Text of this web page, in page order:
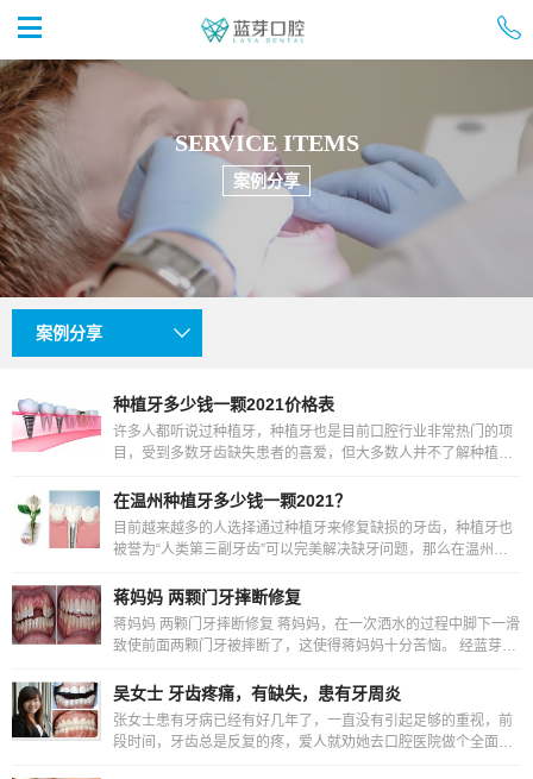
 
SERVICE ITEMS
案例分享
案例分享 
种植牙多少钱一颗2021价格表
许多人都听说过种植牙，种植牙也是目前口腔行业非常热门的项
目，受到多数牙齿缺失患者的喜爱，但大多数人并不了解种植牙
在温州种植牙多少钱一颗2021？
目前越来越多的人选择通过种植牙来修复缺损的牙齿，种植牙也
被誉为“人类第三副牙齿”可以完美解决缺牙问题，那么在温州种
蒋妈妈 两颗门牙摔断修复
蒋妈妈 两颗门牙摔断修复 蒋妈妈，在一次洒水的过程中脚下一滑
致使前面两颗门牙被摔断了，这使得蒋妈妈十分苦恼。 经蓝芽口
吴女士 牙齿疼痛，有缺失，患有牙周炎
张女士患有牙病已经有好几年了，一直没有引起足够的重视，前
段时间，牙齿总是反复的疼，爱人就劝她去口腔医院做个全面的